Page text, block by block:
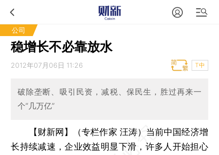
公司
稳增长不必靠放水
2012年07月06日 11:26 T中
破除垄断、吸引民资，减税、保民生，胜过再来一
个“几万亿”
【财新网】（专栏作家 汪涛） 当前中国经济增
长持续减速，企业效益明显下滑，许多人开始担心